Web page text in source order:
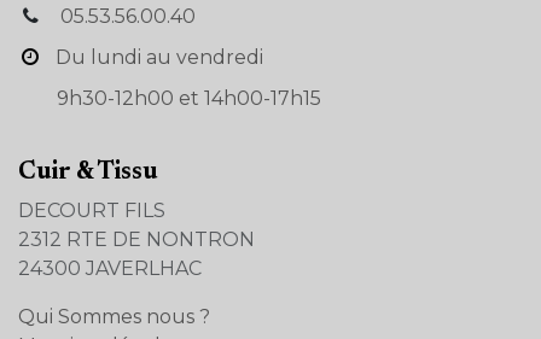
05.53.56.00.40
Du lundi au vendredi
9h30-12h00 et 14h00-17h15
Cuir & Tissu
DECOURT FILS
2312 RTE DE NONTRON
24300 JAVERLHAC
Qui Sommes nous ?